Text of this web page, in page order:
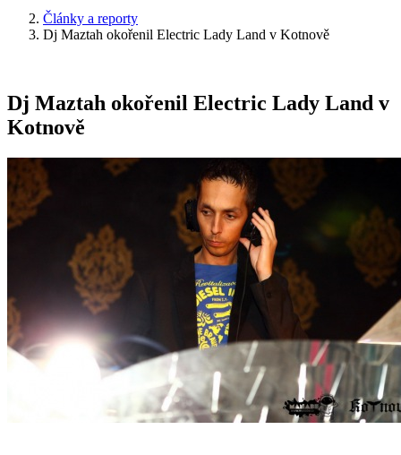
Články a reporty
Dj Maztah okořenil Electric Lady Land v Kotnově
Dj Maztah okořenil Electric Lady Land v
Kotnově